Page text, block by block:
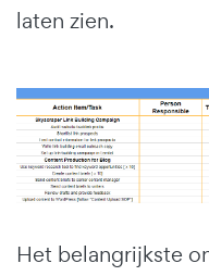
laten zien.
Het belangrijkste